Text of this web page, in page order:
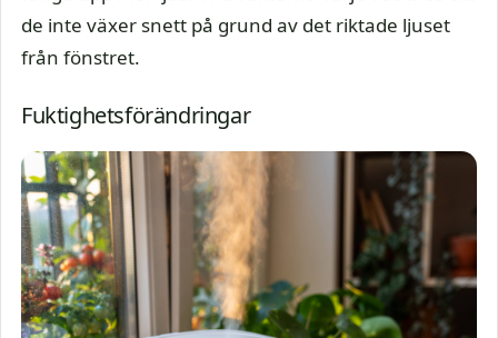
de inte växer snett på grund av det riktade ljuset
från fönstret.
Fuktighetsförändringar